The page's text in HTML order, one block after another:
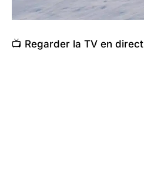
📺 Regarder la TV en direct